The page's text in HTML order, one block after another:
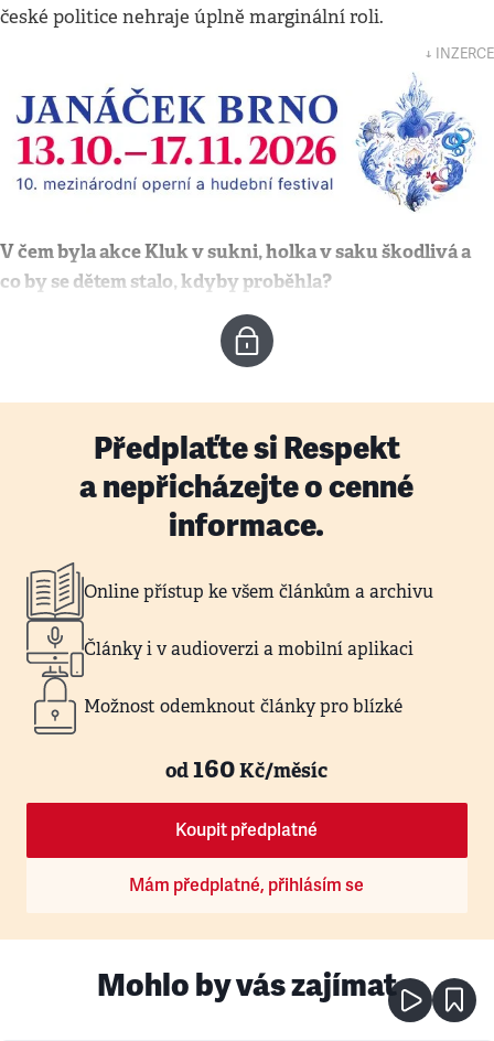
české politice nehraje úplně marginální roli.
↓ INZERCE
V čem byla akce Kluk v sukni, holka v saku škodlivá a
co by se dětem stalo, kdyby proběhla?
Předplaťte si Respekt
a nepřicházejte o cenné
informace.
Online přístup ke všem článkům a archivu
Články i v audioverzi a mobilní aplikaci
Možnost odemknout články pro blízké
od160Kč/měsíc
Koupit předplatné
Mám předplatné, přihlásím se
Mohlo by vás zajímat